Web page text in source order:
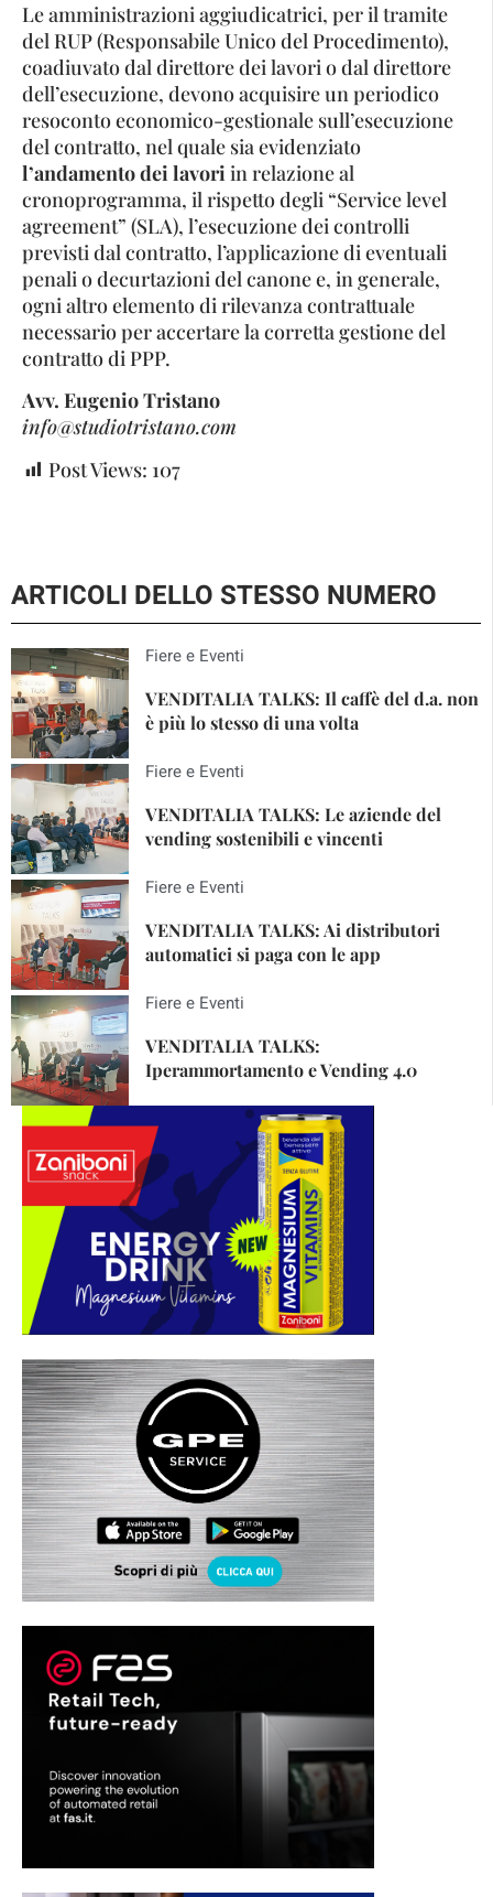
Le amministrazioni aggiudicatrici, per il tramite
del RUP (Responsabile Unico del Procedimento),
coadiuvato dal direttore dei lavori o dal direttore
dell’esecuzione, devono acquisire un periodico
resoconto economico-gestionale sull’esecuzione
del contratto, nel quale sia evidenziato
l’andamento dei lavoriin relazione al
cronoprogramma, il rispetto degli “Service level
agreement” (SLA), l’esecuzione dei controlli
previsti dal contratto, l’applicazione di eventuali
penali o decurtazioni del canone e, in generale,
ogni altro elemento di rilevanza contrattuale
necessario per accertare la corretta gestione del
contratto di PPP.
Avv. Eugenio Tristano
info@studiotristano.com
Post Views: 107
ARTICOLI DELLO STESSO NUMERO
Fiere e Eventi
VENDITALIA TALKS: Il caffè del d.a. non
è più lo stesso di una volta
Fiere e Eventi
VENDITALIA TALKS: Le aziende del
vending sostenibili e vincenti
Fiere e Eventi
VENDITALIA TALKS: Ai distributori
automatici si paga con le app
Fiere e Eventi
VENDITALIA TALKS:
Iperammortamento e Vending 4.0